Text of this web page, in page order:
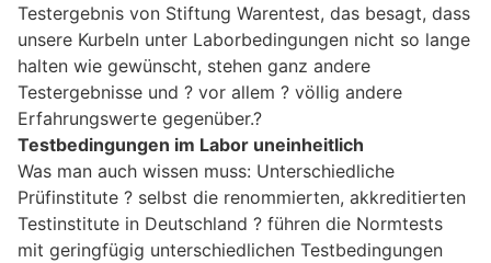
Testergebnis von Stiftung Warentest, das besagt, dass
unsere Kurbeln unter Laborbedingungen nicht so lange
halten wie gewünscht, stehen ganz andere
Testergebnisse und ? vor allem ? völlig andere
Erfahrungswerte gegenüber.?
Testbedingungen im Labor uneinheitlich
Was man auch wissen muss: Unterschiedliche
Prüfinstitute ? selbst die renommierten, akkreditierten
Testinstitute in Deutschland ? führen die Normtests
mit geringfügig unterschiedlichen Testbedingungen